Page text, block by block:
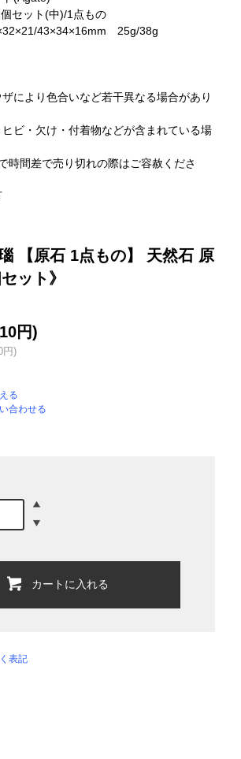
セット(中)/1点もの
43×34×16mm 25g/38g
により色合いなど若干異なる場合があり
ビ・欠け・付着物などが含まれている場
時間差で売り切れの際はご容赦くださ
【原石 1点もの】 天然石 原
ット》
円)
円)
る
合わせる
カートに入れる
表記